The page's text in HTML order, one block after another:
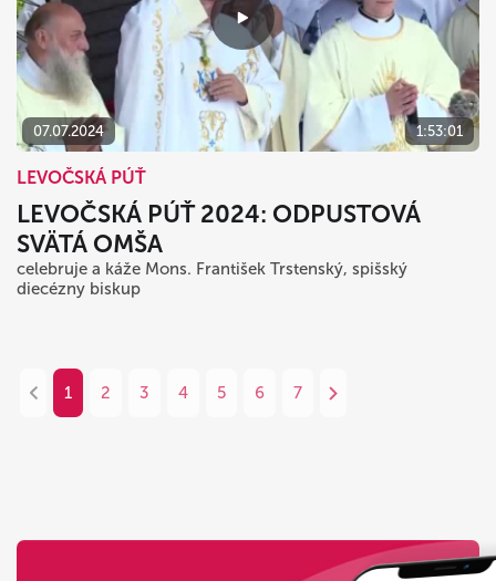
07.07.2024 1:53:01
LEVOČSKÁ PÚŤ
LEVOČSKÁ PÚŤ 2024: ODPUSTOVÁ
SVÄTÁ OMŠA
celebruje a káže Mons. František Trstenský, spišský
diecézny biskup
1 2 3 4 5 6 7